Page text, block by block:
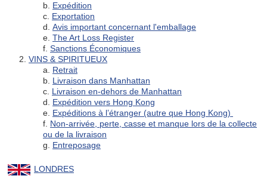
b. Expédition
c. Exportation
d. Avis important concernant l'emballage
e. The Art Loss Register
f. Sanctions Économiques
2. VINS & SPIRITUEUX
a. Retrait
b. Livraison dans Manhattan
c. Livraison en-dehors de Manhattan
d. Expédition vers Hong Kong
e. Expéditions à l’étranger (autre que Hong Kong)
f. Non-arrivée, perte, casse et manque lors de la collecte
ou de la livraison
g. Entreposage
LONDRES